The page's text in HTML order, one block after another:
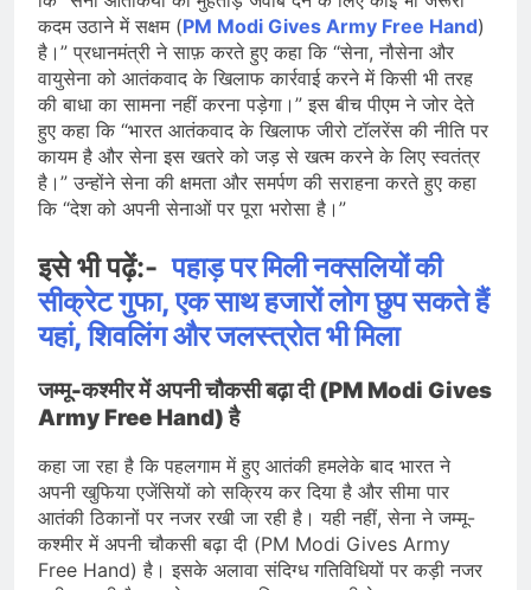
कदम उठाने में सक्षम (PM Modi Gives Army Free Hand)
है।” प्रधानमंत्री ने साफ़ करते हुए कहा कि “सेना, नौसेना और
वायुसेना को आतंकवाद के खिलाफ कार्रवाई करने में किसी भी तरह
की बाधा का सामना नहीं करना पड़ेगा।” इस बीच पीएम ने जोर देते
हुए कहा कि “भारत आतंकवाद के खिलाफ जीरो टॉलरेंस की नीति पर
कायम है और सेना इस खतरे को जड़ से खत्म करने के लिए स्वतंत्र
है।” उन्होंने सेना की क्षमता और समर्पण की सराहना करते हुए कहा
कि “देश को अपनी सेनाओं पर पूरा भरोसा है।”
इसे भी पढ़ें:-पहाड़ पर मिली नक्सलियों की
सीक्रेट गुफा, एक साथ हजारों लोग छुप सकते हैं
यहां, शिवलिंग और जलस्त्रोत भी मिला
जम्मू-कश्मीर में अपनी चौकसी बढ़ा दी (PM Modi Gives
Army Free Hand) है
कहा जा रहा है कि पहलगाम में हुए आतंकी हमलेके बाद भारत ने
अपनी खुफिया एजेंसियों को सक्रिय कर दिया है और सीमा पार
आतंकी ठिकानों पर नजर रखी जा रही है। यही नहीं, सेना ने जम्मू-
कश्मीर में अपनी चौकसी बढ़ा दी (PM Modi Gives Army
Free Hand) है। इसके अलावा संदिग्ध गतिविधियों पर कड़ी नजर